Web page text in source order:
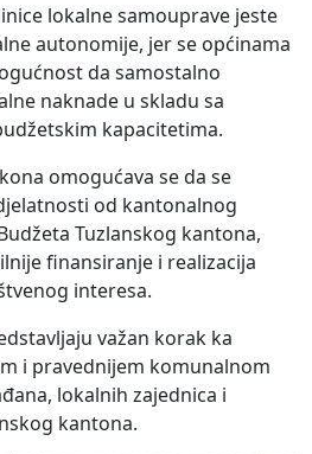
lokalne samouprave jeste
autonomije, jer se općinama
da samostalno
naknade u skladu sa
kapacitetima.
omogućava se da se
od kantonalnog
Tuzlanskog kantona,
finansiranje i realizacija
interesa.
važan korak ka
i pravednijem komunalnom
lokalnih zajednica i
kantona.